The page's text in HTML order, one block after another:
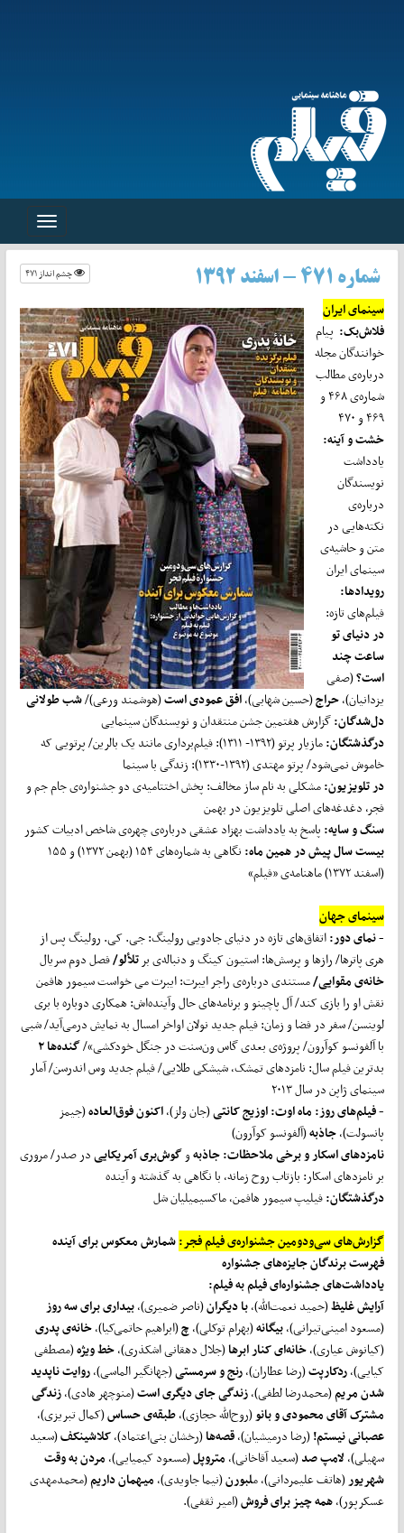
Toggle
شماره ۴۷۱ - اسفند ۱۳۹۲ چشم انداز ۴۷۱
سینمای ایران
فلاش‌بک: پیام‌
خوانندگان مجله
درباره‌ی مطالب‌
شماره‌ی ۴۶۸ و
۴۶۹ و ۴۷۰
خشت و آینه:
یادداشت‌
نویسندگان
درباره‌ی
نکته‌هایی در
متن و حاشیه‌‌‌‌‌‌‌‌‌‌‌‌‌‌‌‌‌‌‌‌‌‌‌‌‌‌‌‌‌ی
سینمای ایران
رویدادها:
فیلم‌های تازه:
در دنیای تو
ساعت چند
است؟(صفی
یزدانیان)،حراج(حسین شهابی)،افق عمودی است(هوشمند ورعی)/شب طولانی
دلشدگان:گزارش هفتمین جشن منتقدان و نویسندگان سینمایی
درگذشتگان:
مازیار پرتو (۱۳۹۲- ۱۳۱۱): فیلم‌برداری مانند یک بالرین/ پرتویی که
خاموش نمی‌شود/ پرتو مهتدی (۱۳۹۲-۱۳۳۰): زندگی با سینما
در تلویزیون:مشکلی به نام ساز مخالف: پخش اختتامیه‌ی دو جشنواره‌ی جام جم و
فجر، دغدغه‌های اصلی تلویزیون در بهمن
سنگ و سایه:پاسخ به یادداشت بهزاد عشقی درباره‌ی چهره‌ی شاخص ادبیات کشور
بیست سال پیش در همین ماه:
نگاهی به شماره‌های ۱۵۴ (بهمن ۱۳۷۲) و ۱۵۵
(اسفند ۱۳۷۲) ماهنامه‌ی «فیلم»
سینمای جهان
- نمای دور:اتفاق‌های تازه در دنیای جادویی رولینگ: جی. کی. رولینگ پس از
هری‌ پاترها/ رازها و پرسش‌ها: استیون کینگ و دنباله‌ی بر تلألو/فصل دوم سریال
خانه‌ی مقوایی/مستندی درباره‌ی راجر ایبرت: ایبرت می خواست سیمور هافمن
نقش او را بازی کند/ آل پاچینو و برنامه‌های حال وآینده‌اش: همکاری دوباره با بری
لوینسن/ سفر در فضا و زمان: فیلم جدید نولان اواخر امسال به نمایش درمی‌آید/ شبی
با آلفونسو کوآرون/ پروژه‌ی بعدی گاس ون‌سنت در جنگل خودکشی»/گندهها ۲
بدترین فیلم سال: نامزدهای تمشک، شیشکی طلایی/ فیلم جدید وس اندرسن/ آمار
سینمای ژاپن در سال ۲۰۱۳
- فیلم‌های روز:ماه اوت: اوزیج کانتی(جان ولز)،اکنون فوقالعاده(جیمز
پانسولت)،جاذبه(آلفونسو کوآرون)
نامزدهای اسکار و برخی ملاحظات: جاذبهوگوشبری آمریکاییدر صدر/ مروری
بر نامزدهای اسکار: بازتاب روح زمانه، با نگاهی به گذشته و آینده
درگذشتگان:فیلیپ سیمور هافمن، ماکسیمیلیان شل
گزارشهای سیودومین جشنواره‌ی فیلم فجر: شمارش معکوس برای آینده
فهرست برندگان جایزههای جشنواره
یادداشتهای جشنوارهای فیلم به فیلم:
آرایش غلیظ(حمید نعمت‌الله)،با دیگران(ناصر ضمیری)،بیداری برای سه روز
(مسعود امینی‌تیرانی)،بیگانه(بهرام توکلی)،چ(ابراهیم حاتمی‌کیا)،خانه‌ی پدری
(کیانوش عیاری)،خانهای کنار ابرها(جلال دهقانی اشکذری)،خط ویژه(مصطفی
کیایی)،ردکارپت(رضا عطاران)،رنج و سرمستی(جهانگیر الماسی)،روایت ناپدید
شدن مریم(محمدرضا لطفی)،زندگی جای دیگری است(منوچهر هادی)،زندگی
مشترک آقای محمودی و بانو(روح‌الله حجازی)،طبقه‌ی حساس(کمال تبریزی)،
عصبانی نیستم!(رضا درمیشیان)،قصهها(رخشان بنی‌اعتماد)،کلاشینکف(سعید
سهیلی)،لامپ صد(سعید آقاخانی)،متروپل(مسعود کیمیایی)،مردن به وقت
شهریور(هاتف علیمردانی)، ملبورن(نیما جاویدی)،میهمان داریم(محمدمهدی
عسکرپور)،همه چیز برای فروش(امیر ثقفی).